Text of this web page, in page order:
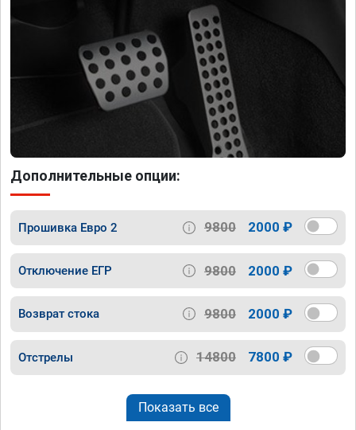
Дополнительные опции:
Прошивка Евро 2 9800 2000 ₽
Отключение ЕГР 9800 2000 ₽
Возврат стока 9800 2000 ₽
Отстрелы 14800 7800 ₽
Показать все